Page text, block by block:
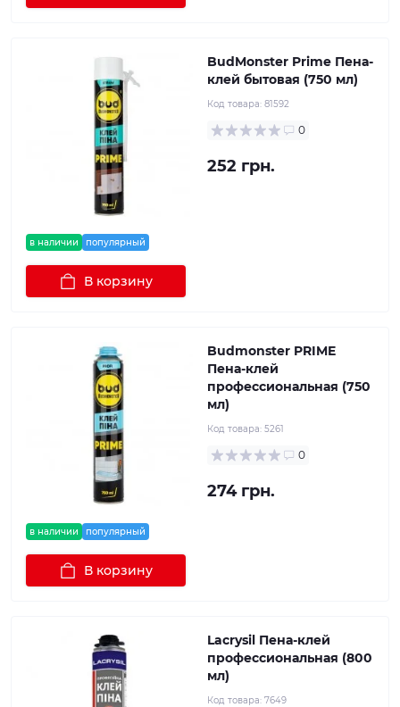
в наличии популярный
BudMonster Prime Пена-
клей бытовая (750 мл)
Код товара: 81592
0
252 грн.
В корзину
в наличии популярный
Budmonster PRIME
Пена-клей
профессиональная (750
мл)
Код товара: 5261
0
274 грн.
В корзину
Lacrysil Пена-клей
профессиональная (800
мл)
Код товара: 7649